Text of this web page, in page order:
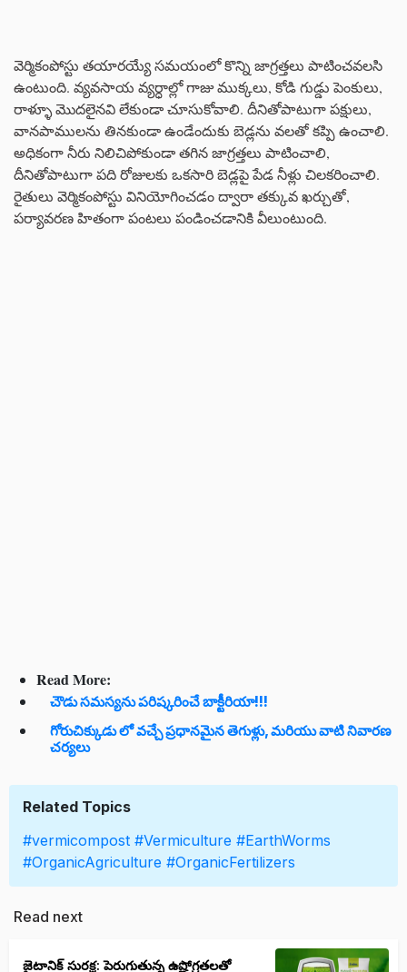
వెర్మికంపోస్టు తయారయ్యే సమయంలో కొన్ని జాగ్రత్తలు పాటించవలసి
ఉంటుంది. వ్యవసాయ వ్యర్ధాల్లో గాజు ముక్కలు, కోడి గుడ్డు పెంకులు,
రాళ్ళూ మొదలైనవి లేకుండా చూసుకోవాలి. దీనితోపాటుగా పక్షులు,
వానపాములను తినకుండా ఉండేందుకు బెడ్లను వలతో కప్పి ఉంచాలి.
అధికంగా నీరు నిలిచిపోకుండా తగిన జాగ్రత్తలు పాటించాలి,
దీనితోపాటుగా పది రోజులకు ఒకసారి బెడ్లపై పేడ నీళ్లు చిలకరించాలి.
రైతులు వెర్మికంపోస్టు వినియోగించడం ద్వారా తక్కువ ఖర్చుతో,
పర్యావరణ హితంగా పంటలు పండించడానికి వీలుంటుంది.
Read More:
చౌడు సమస్యను పరిష్కరించే బాక్టీరియా!!!
గోరుచిక్కుడు లో వచ్చే ప్రధానమైన తెగుళ్లు, మరియు వాటి నివారణ
చర్యలు
Related Topics
#vermicompost #Vermiculture #EarthWorms
#OrganicAgriculture #OrganicFertilizers
Read next
జైటానిక్ సురక్ష: పెరుగుతున్న ఉష్ణోగ్రతలతో